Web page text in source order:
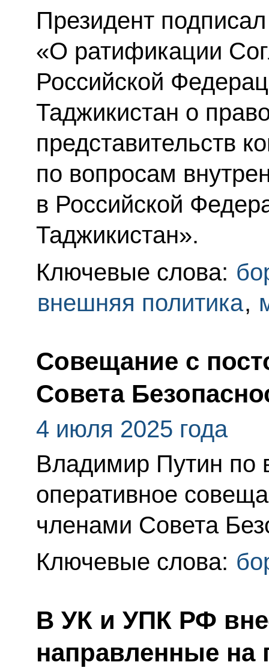
Президент
«О ратификации
Российской
Таджикистан о
представительств
по вопросам
в Российской
Таджикистан».
Ключевые слова:
внешняя политика,
Совещание с
Совета
4 июля 2025 года
Владимир Путин по
оперативное
членами Совета
Ключевые слова:
В УК и УПК РФ
направленные на